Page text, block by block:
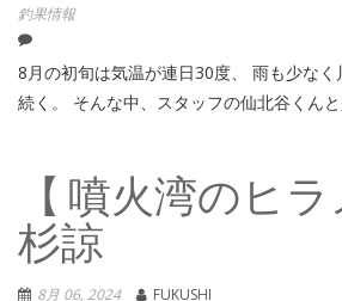
釣果情報
8月の初旬は気温が連日30度、 雨も少な
続く。 そんな中、スタッフの仙北谷くん
【 噴火湾のヒラ
杉諒
8月 06, 2024
FUKUSHI